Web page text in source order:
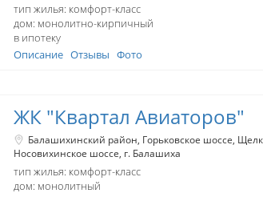
тип жилья: комфорт-класс
дом: монолитно-кирпичный
в ипотеку
Описание Отзывы Фото
ЖК "Квартал Авиаторов"
Балашихинский район Горьковское шоссе
Носовихинское шоссе г. Балашиха
тип жилья: комфорт-класс
дом: монолитный